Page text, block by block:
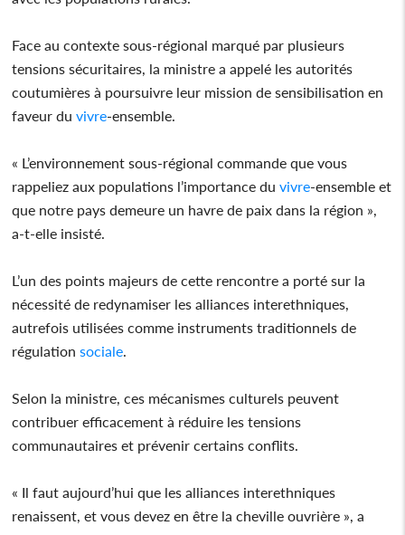
Face au contexte sous-régional marqué par plusieurs
tensions sécuritaires, la ministre a appelé les autorités
coutumières à poursuivre leur mission de sensibilisation en
faveur du vivre-ensemble.
« L’environnement sous-régional commande que vous
rappeliez aux populations l’importance du vivre-ensemble et
que notre pays demeure un havre de paix dans la région »,
a-t-elle insisté.
L’un des points majeurs de cette rencontre a porté sur la
nécessité de redynamiser les alliances interethniques,
autrefois utilisées comme instruments traditionnels de
régulation sociale.
Selon la ministre, ces mécanismes culturels peuvent
contribuer efficacement à réduire les tensions
communautaires et prévenir certains conflits.
« Il faut aujourd’hui que les alliances interethniques
renaissent, et vous devez en être la cheville ouvrière », a